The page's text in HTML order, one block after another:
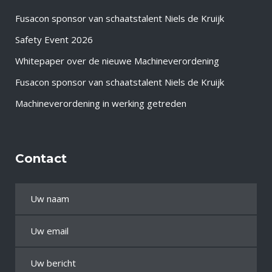
Fusacon sponsor van schaatstalent Niels de Kruijk
Safety Event 2026
Whitepaper over de nieuwe Machineverordening
Fusacon sponsor van schaatstalent Niels de Kruijk
Machineverordening in werking getreden
Contact